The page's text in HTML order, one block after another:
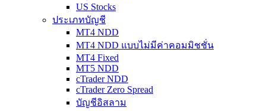
US Stocks
ประเภทบัญชี
MT4 NDD
MT4 NDD แบบไม่มีค่าคอมมิชชั่น
MT4 Fixed
MT5 NDD
cTrader NDD
cTrader Zero Spread
บัญชีอิสลาม